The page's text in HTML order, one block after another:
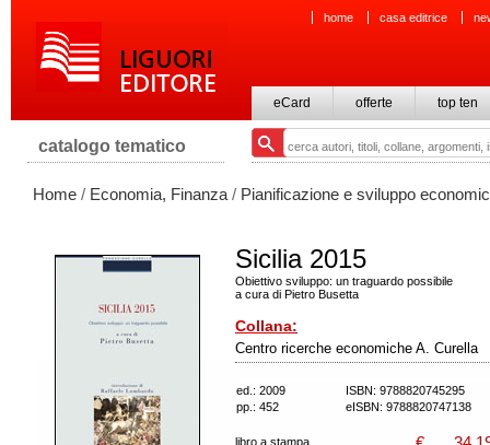
home casa editrice
eCard offerte top ten
catalogo tematico
Home / Economia, Finanza / Pianificazione e sviluppo
Sicilia 2015
Obiettivo sviluppo: un traguardo possibile
a cura di Pietro Busetta
Collana:
Centro ricerche economiche A. Curella
ed.: 2009
ISBN: 9788820745295
pp.: 452
eISBN: 9788820747138
libro a stampa